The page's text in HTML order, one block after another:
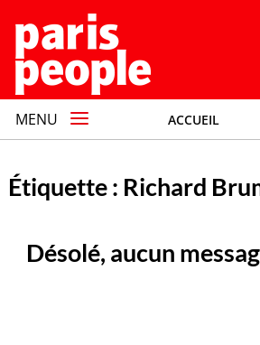
MENU ACCUEIL
Étiquette : Richard
Désolé, aucun